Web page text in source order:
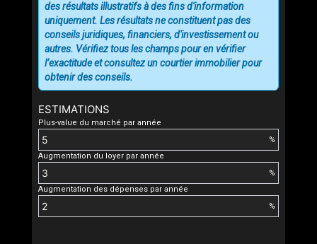
ESTIMATIONS
Plus-value du marché par année
%
Augmentation du loyer par année
%
Augmentation des dépenses par année
%
des résultats illustratifs à des fins d'information
uniquement. Les résultats ne constituent pas des
conseils juridiques, financiers, d'investissement ou
autres. Vérifiez tous les champs pour en vérifier
l’exactitude et consultez un courtier immobilier pour
obtenir des conseils.